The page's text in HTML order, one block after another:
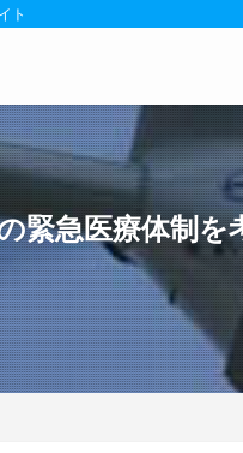
ト
緊急医療体制を